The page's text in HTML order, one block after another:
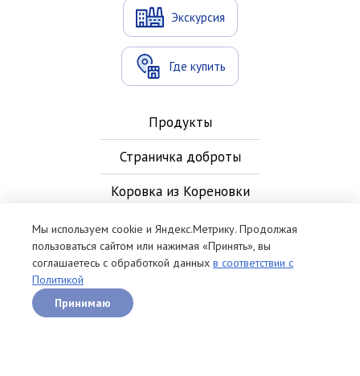
Экскурсия
Где купить
Продукты
Страничка доброты
Коровка из Кореновки
Новости
Контакты
Мы используем cookie и Яндекс.Метрику. Продолжая
пользоваться сайтом или нажимая «Принять», вы
соглашаетесь с обработкой данных в соответствии с
Политикой
Принимаю